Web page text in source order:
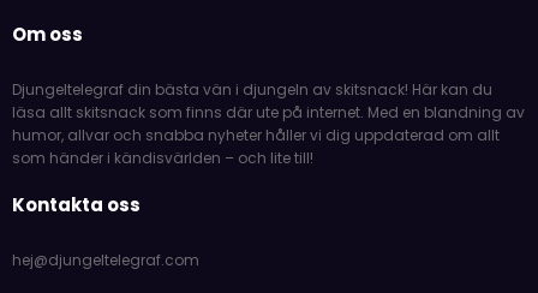
Om oss
Djungeltelegraf din bästa vän i djungeln av skitsnack! Här kan du
läsa allt skitsnack som finns där ute på internet. Med en blandning av
humor, allvar och snabba nyheter håller vi dig uppdaterad om allt
som händer i kändisvärlden – och lite till!
Kontakta oss
hej@djungeltelegraf.com